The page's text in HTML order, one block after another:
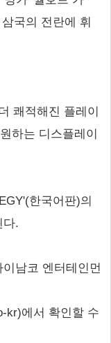
국의 전란에 휘
쾌적해진 플레이
하는 디스플레이
한국어판)의
다.
남코 엔터테인먼
kr)에서 확인할 수